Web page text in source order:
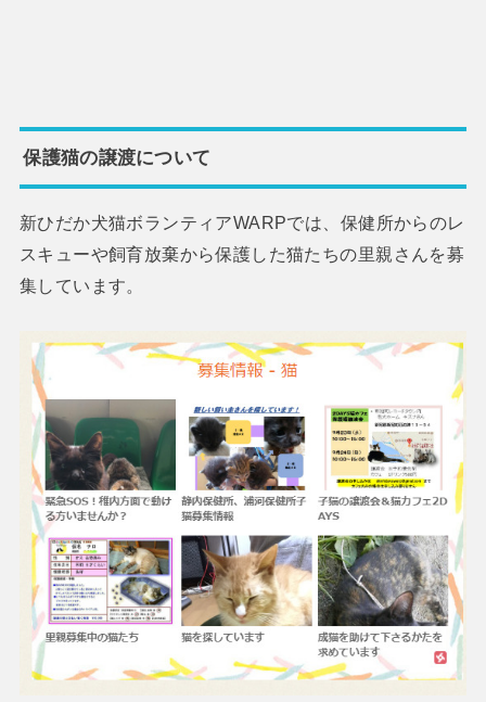
保護猫の譲渡について
新ひだか犬猫ボランティアWARPでは、保健所からのレ
スキューや飼育放棄から保護した猫たちの里親さんを募
集しています。